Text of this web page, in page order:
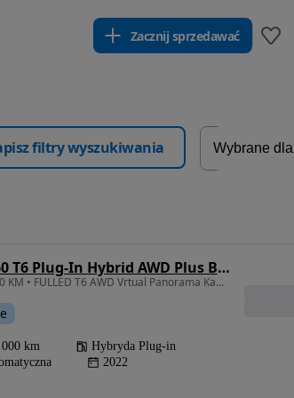
Zacznij sprzedawać
filtry wyszukiwania
Volvo XC 60 T6 Plug-In Hybrid AWD Plus Black Edition
1969 cm3 • 350 KM • FULLED T6 AWD Vrtual Panorama Kamera Masaże Wentyle Hak Jak Nowy
000 km
Hybryda Plug-in
2022